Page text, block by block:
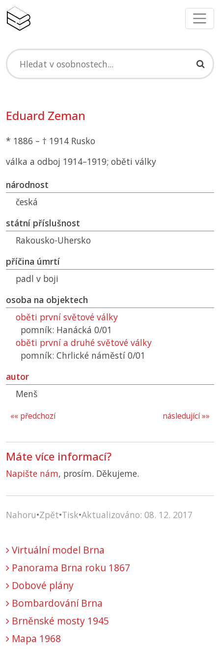
Eduard Zeman
* 1886 – † 1914 Rusko
válka a odboj 1914–1919; oběti války
národnost
česká
státní příslušnost
Rakousko-Uhersko
příčina úmrtí
padl v boji
osoba na objektech
oběti první světové války
pomník: Hanácká 0/01
oběti první a druhé světové války
pomník: Chrlické náměstí 0/01
autor
Menš
následující »»
«« předchozí
Máte více informací?
Napište nám, prosím. Děkujeme.
Nahoru•Zpět•Tisk•Aktualizováno: 08. 12. 2017
Virtuální model Brna
Panorama Brna roku 1867
Dobové plány
Bombardování Brna
Brněnské mosty 1945
Mapa 1968